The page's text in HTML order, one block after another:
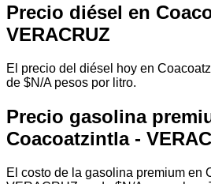
Precio diésel en
VERACRUZ
El precio del diésel hoy en
de $N/A pesos por litro.
Precio gasolina
Coacoatzintla -
El costo de la gasolina premium en